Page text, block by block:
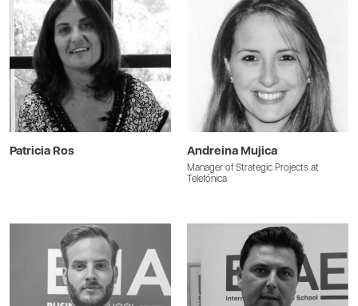
Patricia Ros Andreina Mujica
Manager of Strategic Projects at
Telefónica